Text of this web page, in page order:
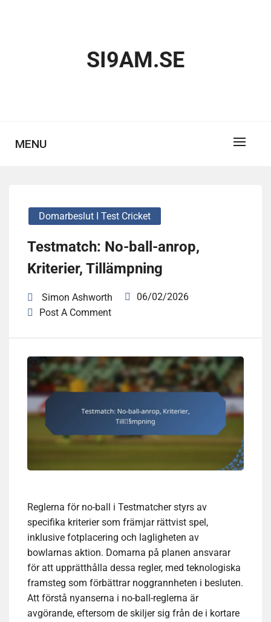
SI9AM.SE
MENU
Domarbeslut I Test Cricket
Testmatch: No-ball-anrop,
Kriterier, Tillämpning
Simon Ashworth
06/02/2026
Post A Comment
Reglerna för no-ball i Testmatcher styrs av
specifika kriterier som främjar rättvist spel,
inklusive fotplacering och lagligheten av
bowlarnas aktion. Domarna på planen ansvarar
för att upprätthålla dessa regler, med teknologiska
framsteg som förbättrar noggrannheten i besluten.
Att förstå nyanserna i no-ball-reglerna är
avgörande, eftersom de skiljer sig från de i kortare